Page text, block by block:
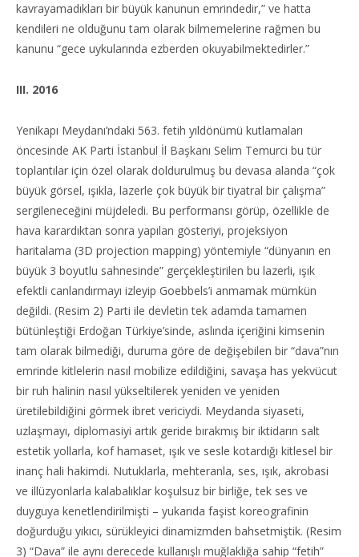
kavrayamadıkları bir büyük kanunun emrindedir,” ve hatta
kendileri ne olduğunu tam olarak bilmemelerine rağmen bu
kanunu “gece uykularında ezberden okuyabilmektedirler.”
III. 2016
Yenikapı Meydanı’ndaki 563. fetih yıldönümü kutlamaları
öncesinde AK Parti İstanbul İl Başkanı Selim Temurci bu tür
toplantılar için özel olarak doldurulmuş bu devasa alanda “çok
büyük görsel, ışıkla, lazerle çok büyük bir tiyatral bir çalışma”
sergileneceğini müjdeledi. Bu performansı görüp, özellikle de
hava karardıktan sonra yapılan gösteriyi, projeksiyon
haritalama (3D projection mapping) yöntemiyle “dünyanın en
büyük 3 boyutlu sahnesinde” gerçekleştirilen bu lazerli, ışık
efektli canlandırmayı izleyip Goebbels’i anmamak mümkün
değildi. (Resim 2) Parti ile devletin tek adamda tamamen
bütünleştiği Erdoğan Türkiye’sinde, aslında içeriğini kimsenin
tam olarak bilmediği, duruma göre de değişebilen bir “dava”nın
emrinde kitlelerin nasıl mobilize edildiğini, savaşa has yekvücut
bir ruh halinin nasıl yükseltilerek yeniden ve yeniden
üretilebildiğini görmek ibret vericiydi. Meydanda siyaseti,
uzlaşmayı, diplomasiyi artık geride bırakmış bir iktidarın salt
estetik yollarla, kof hamaset, ışık ve sesle kotardığı kitlesel bir
inanç hali hakimdi. Nutuklarla, mehteranla, ses, ışık, akrobasi
ve illüzyonlarla kalabalıklar koşulsuz bir birliğe, tek ses ve
duyguya kenetlendirilmişti – yukarıda faşist koreografinin
doğurduğu yıkıcı, sürükleyici dinamizmden bahsetmiştik. (Resim
3) “Dava” ile aynı derecede kullanışlı muğlaklığa sahip “fetih”